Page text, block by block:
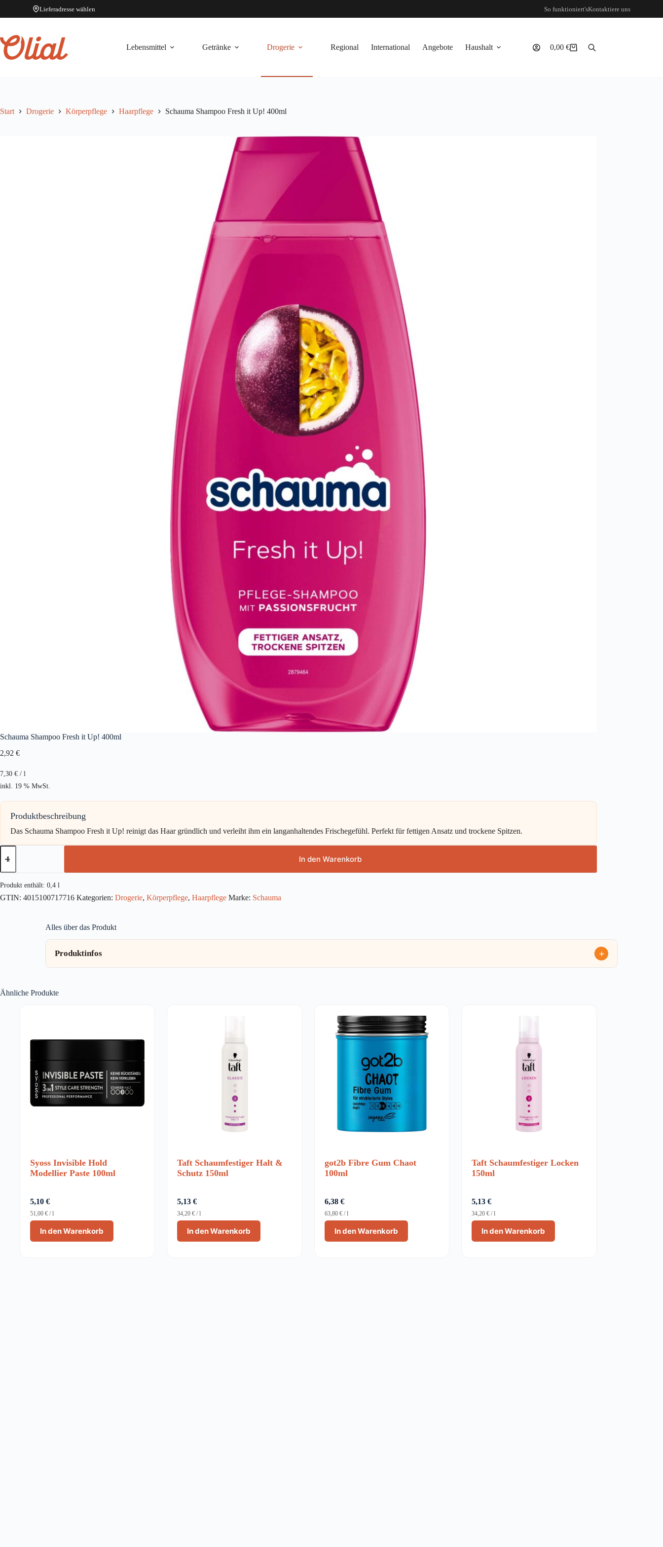
Lieferadresse wählen So funktioniert'sKontaktiere uns
springen
Lebensmittel
Getränke Drogerie Regional International Angebote Haushalt Warenkorb
0,00 €
Start Drogerie Körperpflege Haarpflege Schauma Shampoo Fresh it Up! 400ml
Schauma Shampoo Fresh it Up! 400ml
2,92 €
7,30 € / l
inkl. 19 % MwSt.
Produktbeschreibung
Das Schauma Shampoo Fresh it Up! reinigt das Haar gründlich und verleiht ihm ein langanhaltendes Frischegefühl. Perfekt für fettigen Ansatz und trockene Spitzen.
Schauma
Shampoo
it
Up!
Menge
In den Warenkorb
Produkt enthält: 0,4 l
GTIN: 4015100717716 Kategorien: Drogerie, Körperpflege, Haarpflege Marke: Schauma
Alles über das Produkt
Produktinfos
Ähnliche Produkte
Syoss Invisible Hold
Modellier Paste 100ml
5,10 €
In den Warenkorb
51,00 € /l
Taft Schaumfestiger Halt &
Schutz 150ml
5,13€
In den Warenkorb
34,20€ /l
got2b Fibre Gum Chaot
100ml
6,38 €
In den Warenkorb
63,80 €/l
Taft Schaumfestiger Locken
150ml
5,13€
In den Warenkorb
34,20€ /l